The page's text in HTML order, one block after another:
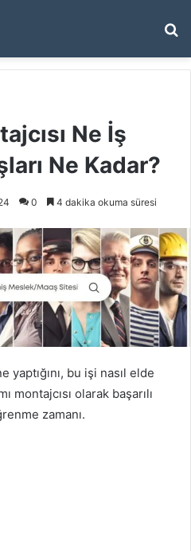
...
Ne İş
Ne Kadar?
0 4 dakika okuma süresi
yaptığını, bu işi nasıl elde
montajcısı olarak başarılı
zamanı.